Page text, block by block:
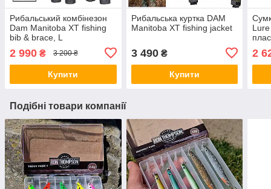
Рибальський комбінезон
Dam Manitoba XT fishing
bib & brace, L
2 990 ₴ 3 200 ₴
Купити
Рибальська куртка DAM
Manitoba XT fishing jacket
3 490₴
Купити
2
Подібні товари компанії